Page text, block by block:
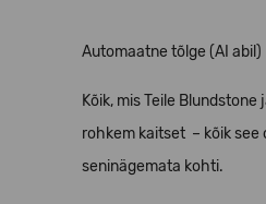
Automaatne tõlge (AI abil)
Kõik, mis Teile
rohkem kaitset – kõik see
seninägemata kohti.